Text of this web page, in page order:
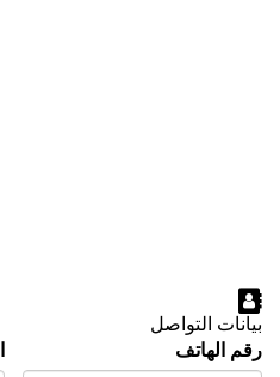
بيانات التواصل
رقم الهاتف